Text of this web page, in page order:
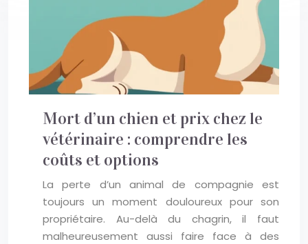
Mort d’un chien et prix chez le
vétérinaire : comprendre les
coûts et options
La perte d’un animal de compagnie est
toujours un moment douloureux pour son
propriétaire. Au-delà du chagrin, il faut
malheureusement aussi faire face à des